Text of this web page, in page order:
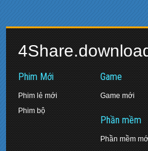
Phim Mới
Phim lẻ mới
Phim bộ
Game
Game mới
Phần mềm
Phần mềm